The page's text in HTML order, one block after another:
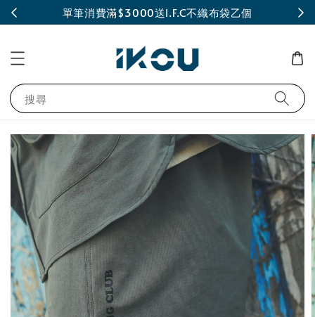
單筆消費滿$3000送I.F.C不織布袋乙個
搜尋